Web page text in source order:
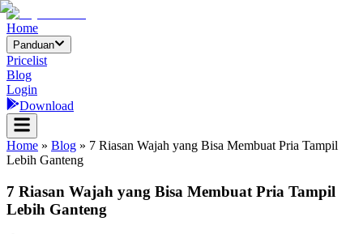
Home
Panduan
Pricelist
Blog
Login
Download
Home » Blog » 7 Riasan Wajah yang Bisa Membuat Pria Tampil
Lebih Ganteng
7 Riasan Wajah yang Bisa Membuat Pria Tampil
Lebih Ganteng